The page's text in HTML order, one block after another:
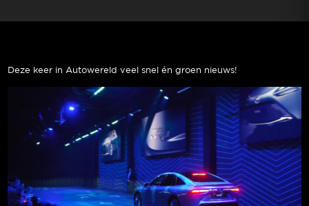
Deze keer in Autowereld veel snel én groen nieuws!